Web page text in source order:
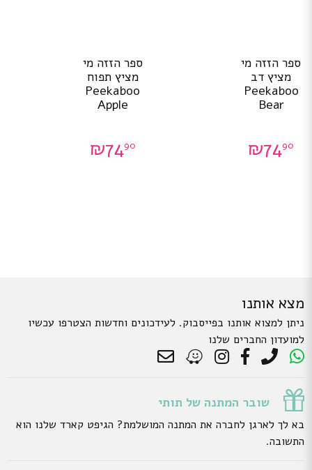
ספר הזזה מי
מציץ דב
Peekaboo
Bear
₪7490
ספר הזזה מי
מציץ תפוח
Peekaboo
Apple
₪7490
מצא אותנו
ניתן למצוא אותנו בפייסבוק. לעידכונים וחדשות הצטרפו עכשיו
למועדון החברים שלנו
שובר המתנה של תותי
בא לך לארגן לחברה את המתנה המושלמת? הגיפט קארד שלנו הוא
התשובה.